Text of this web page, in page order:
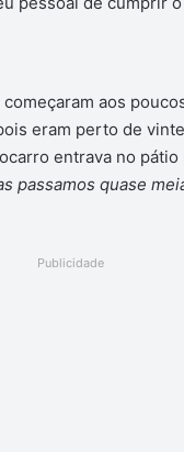
aos
eram perto de
entrava no pátio
passamos quase
Publicidade